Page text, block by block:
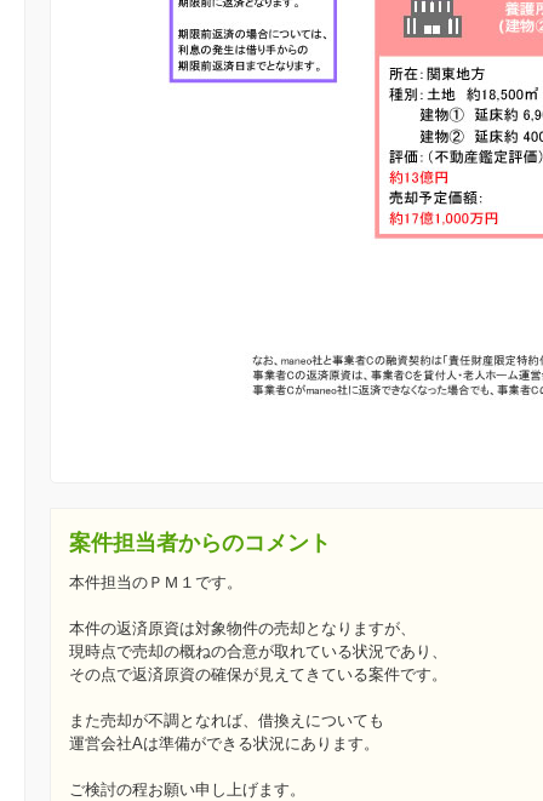
案件担当者からのコメント
本件担当のＰＭ１です。
本件の返済原資は対象物件の売却となりますが、
現時点で売却の概ねの合意が取れている状況であり、
その点で返済原資の確保が見えてきている案件です。
また売却が不調となれば、借換えについても
運営会社Aは準備ができる状況にあります。
ご検討の程お願い申し上げます。